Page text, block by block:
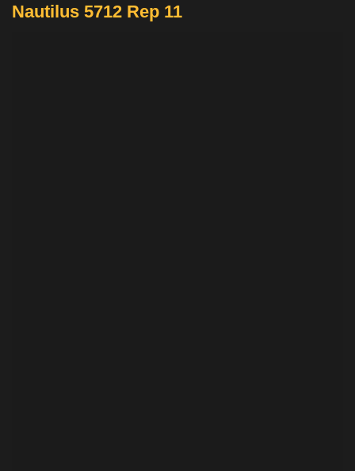
Nautilus 5712 Rep 11